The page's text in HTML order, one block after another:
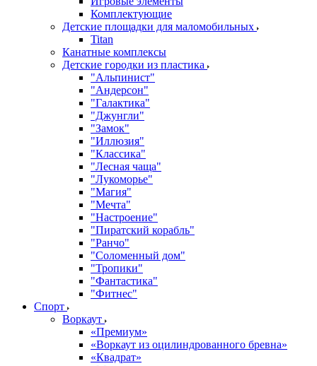
Комплектующие
Детские площадки для маломобильных
Titan
Канатные комплексы
Детские городки из пластика
"Альпинист"
"Андерсон"
"Галактика"
"Джунгли"
"Замок"
"Иллюзия"
"Классика"
"Лесная чаща"
"Лукоморье"
"Магия"
"Мечта"
"Настроение"
"Пиратский корабль"
"Ранчо"
"Соломенный дом"
"Тропики"
"Фантастика"
"Фитнес"
Спорт
Воркаут
«Премиум»
«Воркаут из оцилиндрованного бревна»
«Квадрат»